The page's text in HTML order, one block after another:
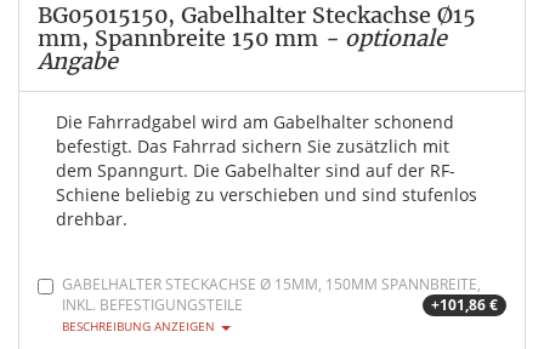
BG05015150, Gabelhalter Steckachse Ø15
mm, Spannbreite 150 mm - optionale
Angabe
Die Fahrradgabel wird am Gabelhalter schonend
befestigt. Das Fahrrad sichern Sie zusätzlich mit
dem Spanngurt. Die Gabelhalter sind auf der RF-
Schiene beliebig zu verschieben und sind stufenlos
drehbar.
GABELHALTER STECKACHSE Ø 15MM, 150MM SPANNBREITE,
INKL. BEFESTIGUNGSTEILE
+101,86 €
BESCHREIBUNG ANZEIGEN